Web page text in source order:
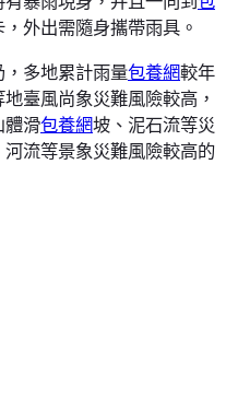
外出需隨身攜帶雨具。
多地累計雨量包養網較年
臺風尚象災難風險較高，
體滑包養網坡、泥石流等災
河流等景象災難風險較高的